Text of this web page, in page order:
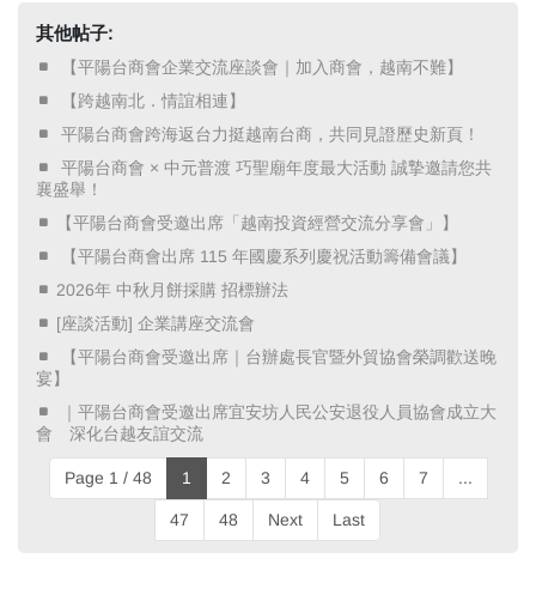
其他帖子:
​ 【平陽台商會企業交流座談會｜加入商會，越南不難】 ​
​ 【跨越南北．情誼相連】 ​
​ 平陽台商會跨海返台力挺越南台商，共同見證歷史新頁！ ​
​ 平陽台商會 × 中元普渡 巧聖廟年度最大活動 誠摯邀請您共
襄盛舉！ ​
【平陽台商會受邀出席「越南投資經營交流分享會」】
​ 【平陽台商會出席 115 年國慶系列慶祝活動籌備會議】 ​
2026年 中秋月餅採購 招標辦法
[座談活動] 企業講座交流會
​ 【平陽台商會受邀出席｜台辦處長官暨外貿協會榮調歡送晚
宴】 ​
​ ｜平陽台商會受邀出席宜安坊人民公安退役人員協會成立大
會 深化台越友誼交流 ​
Page 1 / 48 1 2 3 4 5 6 7 ...
47 48 Next Last